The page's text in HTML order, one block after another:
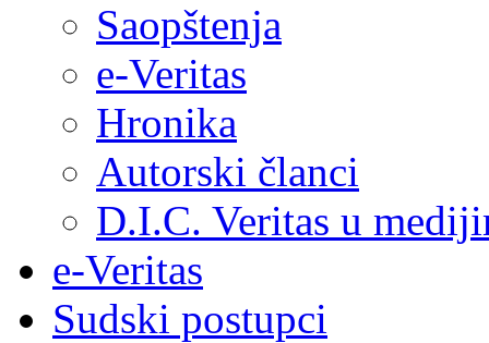
Saopštenja
e-Veritas
Hronika
Autorski članci
D.I.C. Veritas u
e-Veritas
Sudski postupci